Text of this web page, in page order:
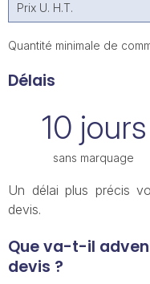
Prix U. H.T.
Quantité minimale de
Délais
10 jours
sans marquage
Un délai plus précis
devis.
Que va-t-il
devis ?